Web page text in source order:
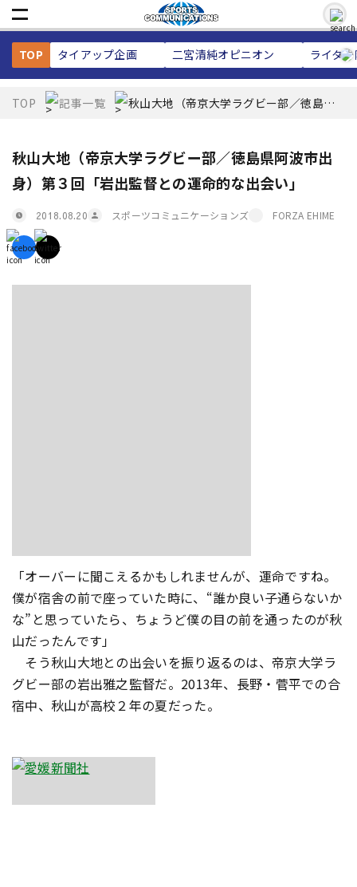
TOP タイアップ企画 二宮清純オピニオン ライタ
TOP 記事一覧 秋山大地（帝京大学ラグビー部／徳島県
秋山大地（帝京大学ラグビー部／徳島県阿波市出
身）第３回「岩出監督との運命的な出会い」
2018.08.20 スポーツコミュニケーションズ FORZA EHIME
「オーバーに聞こえるかもしれませんが、運命ですね。
僕が宿舎の前で座っていた時に、“誰か良い子通らないか
な”と思っていたら、ちょうど僕の目の前を通ったのが秋
山だったんです」
そう秋山大地との出会いを振り返るのは、帝京大学ラ
グビー部の岩出雅之監督だ。2013年、長野・菅平での合
宿中、秋山が高校２年の夏だった。